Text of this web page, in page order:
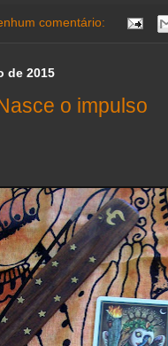
comentário:
de 2015
o impulso